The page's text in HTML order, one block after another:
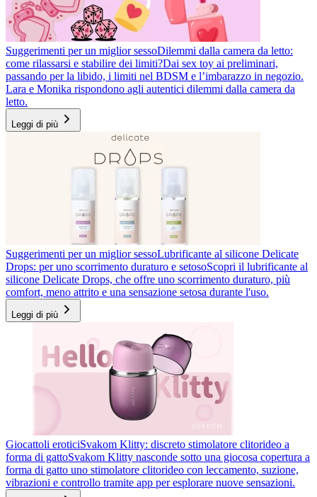
Suggerimenti per un miglior sessoDilemmi dalla camera da letto:
come rilassarsi e stabilire dei limiti?Dai sex toy ai preliminari,
passando per la libido, i limiti nel BDSM e l’imbarazzo in negozio.
Lara e Monika rispondono agli autentici dilemmi dalla camera da
letto.
Leggi di più
Suggerimenti per un miglior sessoLubrificante al silicone Delicate
Drops: per uno scorrimento duraturo e setosoScopri il lubrificante al
silicone Delicate Drops, che offre uno scorrimento duraturo, più
comfort, meno attrito e una sensazione setosa durante l'uso.
Leggi di più
Giocattoli eroticiSvakom Klitty: discreto stimolatore clitorideo a
forma di gattoSvakom Klitty nasconde sotto una giocosa copertura a
forma di gatto uno stimolatore clitorideo con leccamento, suzione,
vibrazioni e controllo tramite app per esplorare nuove sensazioni.